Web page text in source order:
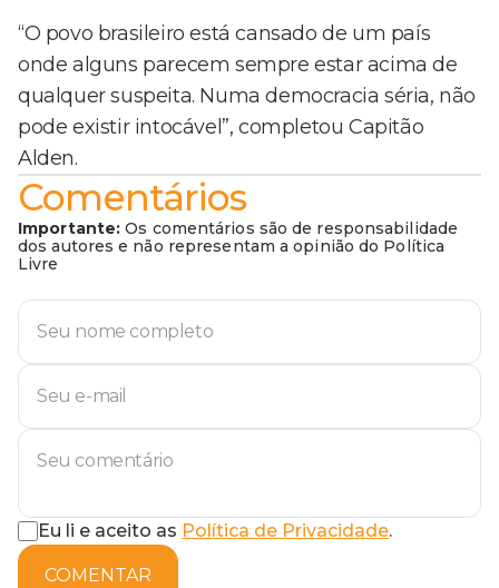
“O povo brasileiro está cansado de um país
onde alguns parecem sempre estar acima de
qualquer suspeita. Numa democracia séria, não
pode existir intocável”, completou Capitão
Alden.
Comentários
Importante: Os comentários são de responsabilidade
dos autores e não representam a opinião do Política
Livre
Eu li e aceito as Política de Privacidade.
COMENTAR